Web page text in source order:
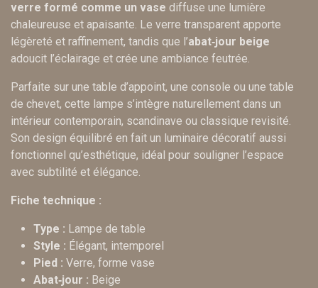
verre formé comme un vase diffuse une lumière
chaleureuse et apaisante. Le verre transparent apporte
légèreté et raffinement, tandis que l’abat‑jour beige
adoucit l’éclairage et crée une ambiance feutrée.
Parfaite sur une table d’appoint, une console ou une table
de chevet, cette lampe s’intègre naturellement dans un
intérieur contemporain, scandinave ou classique revisité.
Son design équilibré en fait un luminaire décoratif aussi
fonctionnel qu’esthétique, idéal pour souligner l’espace
avec subtilité et élégance.
Fiche technique :
Type : Lampe de table
Style : Élégant, intemporel
Pied : Verre, forme vase
Abat‑jour : Beige